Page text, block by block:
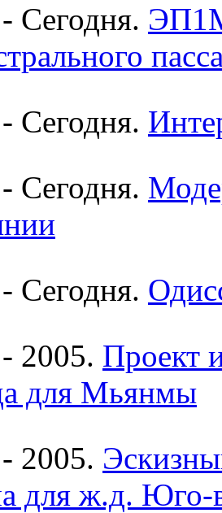
Сегодня.
Сегодня.
Сегодня.
Сегодня.
2005. Проект
для Мьянмы
2005.
для ж.д. Юго-